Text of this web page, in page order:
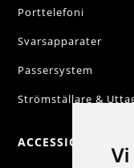
Vi
Porttelefoni
Svarsapparater
Passersystem
Strömställare &
ACCESSIQ